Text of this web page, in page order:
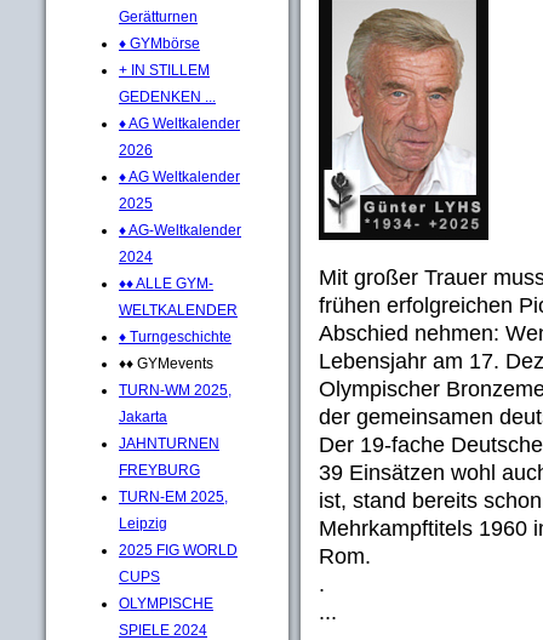
Gerätturnen
♦ GYMbörse
+ IN STILLEM
GEDENKEN ...
♦ AG Weltkalender
2026
♦ AG Weltkalender
2025
♦ AG-Weltkalender
2024
♦♦ ALLE GYM-
WELTKALENDER
♦ Turngeschichte
♦♦ GYMevents
TURN-WM 2025,
Jakarta
JAHNTURNEN
FREYBURG
TURN-EM 2025,
Leipzig
2025 FIG WORLD
CUPS
OLYMPISCHE
SPIELE 2024
Mit großer Trauer
frühen erfolgreichen
Abschied nehmen:
Lebensjahr am 17.
Olympischer
der gemeinsamen
Der 19-fache
39 Einsätzen wohl
ist, stand bereits
Mehrkampftitels 1960
Rom.
.
...